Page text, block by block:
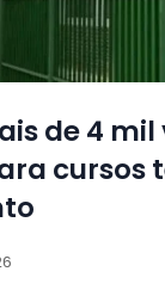
de 4
cursos